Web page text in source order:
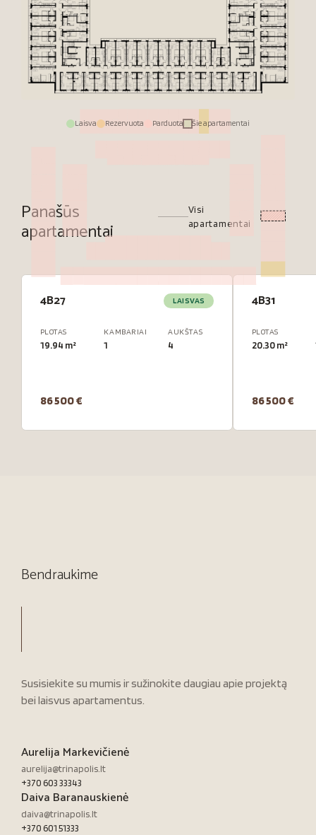
Laisva Rezervuota Parduota Šie apartamentai
Panašūs
apartamentai
Visi
apartamentai
4B27 LAISVAS
PLOTAS
19.94 m²
KAMBARIAI
1
AUKŠTAS
4
86 500 €
4B31
PLOTAS
20.30 m²
86 500 €
Bendraukime
Susisiekite su mumis ir sužinokite daugiau apie projektą
bei laisvus apartamentus.
Aurelija Markevičienė
aurelija@trinapolis.lt
+370 603 33343
Daiva Baranauskienė
daiva@trinapolis.lt
+370 601 51333